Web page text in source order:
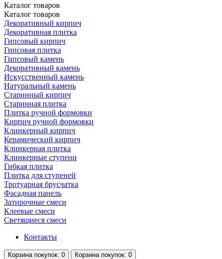
Каталог товаров
Каталог товаров
Декоративный кирпич
Декоративная плитка
Гипсовый кирпич
Гипсовая плитка
Гипсовый камень
Декоративный камень
Искусственный камень
Натуральный камень
Старинный кирпич
Старинная плитка
Плитка ручной формовки
Кирпич ручной формовки
Клинкерный кирпич
Керамический кирпич
Клинкерная плитка
Клинкерные ступени
Гибкая плитка
Плитка для ступеней
Тротуарная брусчатка
Фасадная панель
Затирочные смеси
Клеевые смеси
Светящиеся смеси
Контакты
Корзина покупок: 0 Корзина покупок: 0